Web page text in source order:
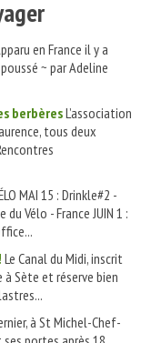
en France il y a
~ par Adeline
berbèresL’association
tous deux
MAI 15 : Drinkle#2 -
Vélo - France JUIN 1 :
Le Canal du Midi, inscrit
Sète et réserve bien
à St Michel-Chef-